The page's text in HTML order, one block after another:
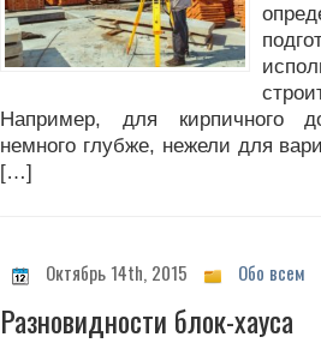
Например, для кирпичного
немного глубже, нежели для
[…]
Октябрь 14th, 2015 Обо всем
Разновидности блок-хауса